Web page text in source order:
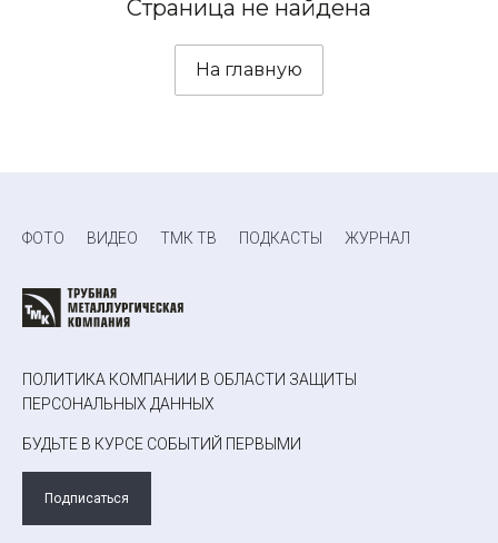
Страница не найдена
На главную
ФОТО ВИДЕО ТМК ТВ ПОДКАСТЫ ЖУРНАЛ
ПОЛИТИКА КОМПАНИИ В ОБЛАСТИ ЗАЩИТЫ
ПЕРСОНАЛЬНЫХ ДАННЫХ
БУДЬТЕ В КУРСЕ СОБЫТИЙ ПЕРВЫМИ
Подписаться